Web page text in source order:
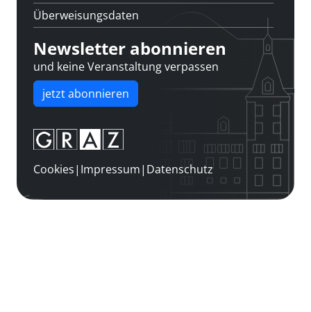
Überweisungsdaten
Newsletter abonnieren
und keine Veranstaltung verpassen
jetzt abonnieren
Cookies| Impressum| Datenschutz